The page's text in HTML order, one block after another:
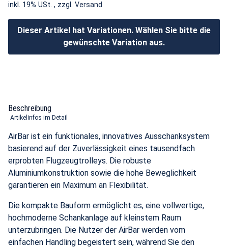
inkl. 19% USt. , zzgl. Versand
Dieser Artikel hat Variationen. Wählen Sie bitte die
gewünschte Variation aus.
Beschreibung
Artikelinfos im Detail
AirBar ist ein funktionales, innovatives Ausschanksystem
basierend auf der Zuverlässigkeit eines tausendfach
erprobten Flugzeugtrolleys. Die robuste
Aluminiumkonstruktion sowie die hohe Beweglichkeit
garantieren ein Maximum an Flexibilität.
Die kompakte Bauform ermöglicht es, eine vollwertige,
hochmoderne Schankanlage auf kleinstem Raum
unterzubringen. Die Nutzer der AirBar werden vom
einfachen Handling begeistert sein, während Sie den